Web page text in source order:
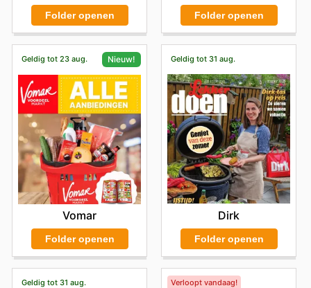
Folder openen Folder openen
Geldig tot 23 aug. Nieuw!
Vomar
Folder openen
Geldig tot 31 aug.
Dirk
Folder openen
Geldig tot 31 aug. Verloopt vandaag!